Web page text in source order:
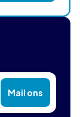
Mail ons